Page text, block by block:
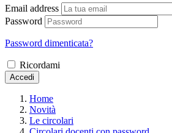
Email address
Password
Password dimenticata?
Ricordami
Accedi
Home
Novità
Le circolari